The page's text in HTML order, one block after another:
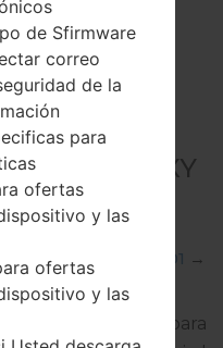
#301409
→ SamsungSCG01 →
de firmware para
de Sfirmware
correo
de la
para
ofertas
y las
ofertas
y las